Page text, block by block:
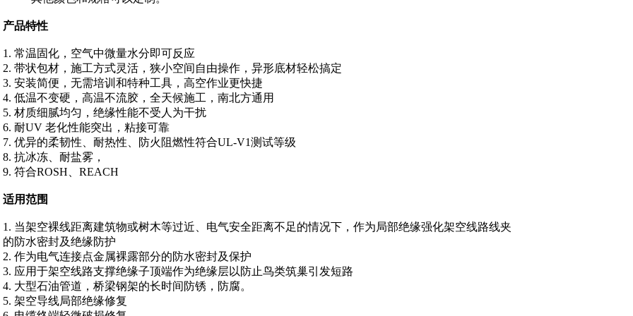
产品特性
1. 常温固化，空气中微量水分即可反应
2. 带状包材，施工方式灵活，狭小空间自由操作，异形底材轻松搞定
3. 安装简便，无需培训和特种工具，高空作业更快捷
4. 低温不变硬，高温不流胶，全天候施工，南北方通用
5. 材质细腻均匀，绝缘性能不受人为干扰
6. 耐UV 老化性能突出，粘接可靠
7. 优异的柔韧性、耐热性、防火阻燃性符合UL-V1测试等级
8. 抗冰冻、耐盐雾，
9. 符合ROSH、REACH
适用范围
1. 当架空裸线距离建筑物或树木等过近、电气安全距离不足的情况下，作为局部绝缘强化架空线路线夹
的防水密封及绝缘防护
2. 作为电气连接点金属裸露部分的防水密封及保护
3. 应用于架空线路支撑绝缘子顶端作为绝缘层以防止鸟类筑巢引发短路
4. 大型石油管道，桥梁钢架的长时间防锈，防腐。
5. 架空导线局部绝缘修复